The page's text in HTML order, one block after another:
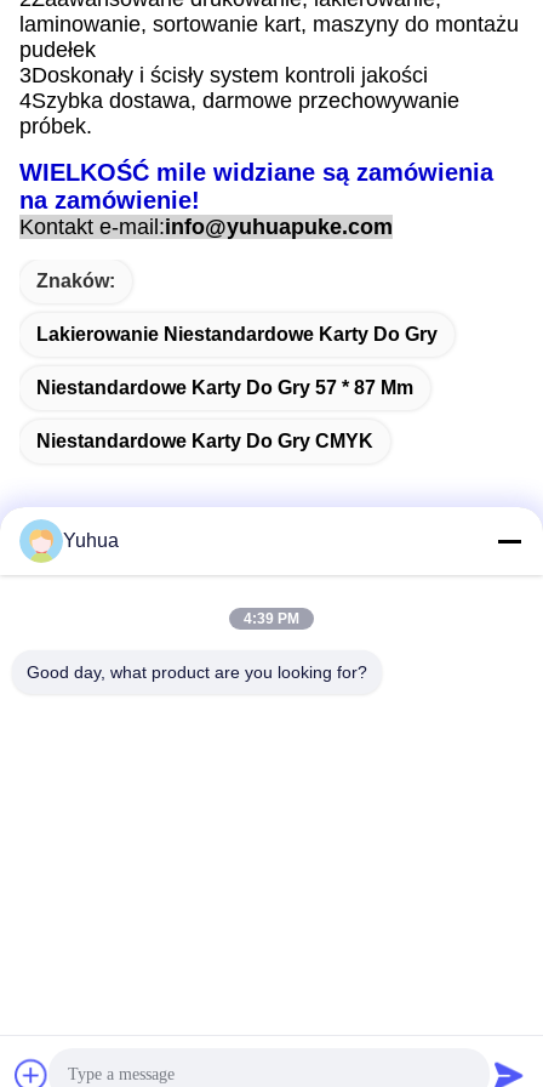
laminowanie, sortowanie kart, maszyny do montażu
pudełek
3Doskonały i ścisły system kontroli jakości
4Szybka dostawa, darmowe przechowywanie
próbek.
WIELKOŚĆ mile widziane są zamówienia
na zamówienie!
Kontakt e-mail:info@yuhuapuke.com
Znaków:
Lakierowanie Niestandardowe Karty Do Gry
Niestandardowe Karty Do Gry 57 * 87 Mm
Niestandardowe Karty Do Gry CMYK
Guangdong Yuhua Playing Cards Co., Ltd. Dodatek: nr 26
GUANGDONG YUHUA PLAYING CARDS CO.,LTD. Wszystkie.
Yuhua
4:39 PM
Good day, what product are you looking for?